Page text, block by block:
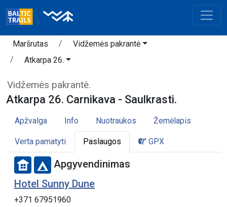
Maršrutas
Vidžemės pakrantė
Atkarpa 26.
Vidžemės pakrantė.
Atkarpa 26. Carnikava - Saulkrasti.
Apžvalga Info Nuotraukos Žemėlapis
Verta pamatyti Paslaugos GPX
Apgyvendinimas
Hotel Sunny Dune
+371 67951960